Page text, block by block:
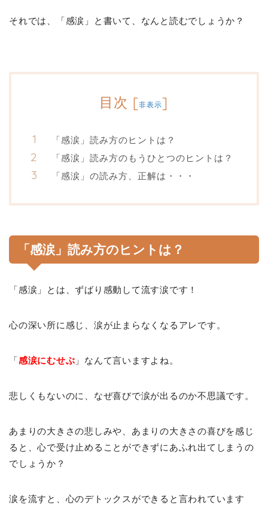
それでは、「感涙」と書いて、なんと読むでしょうか？
目次 [非表示]
「感涙」読み方のヒントは？
「感涙」読み方のもうひとつのヒントは？
「感涙」の読み方、正解は・・・
「感涙」読み方のヒントは？
「感涙」とは、ずばり感動して流す涙です！
心の深い所に感じ、涙が止まらなくなるアレです。
「感涙にむせぶ 」なんて言いますよね。
悲しくもないのに、なぜ喜びで涙が出るのか不思議です。
あまりの大きさの悲しみや、あまりの大きさの喜びを感じ
ると、心で受け止めることができずにあふれ出てしまうの
でしょうか？
涙を流すと、心のデトックスができると言われています